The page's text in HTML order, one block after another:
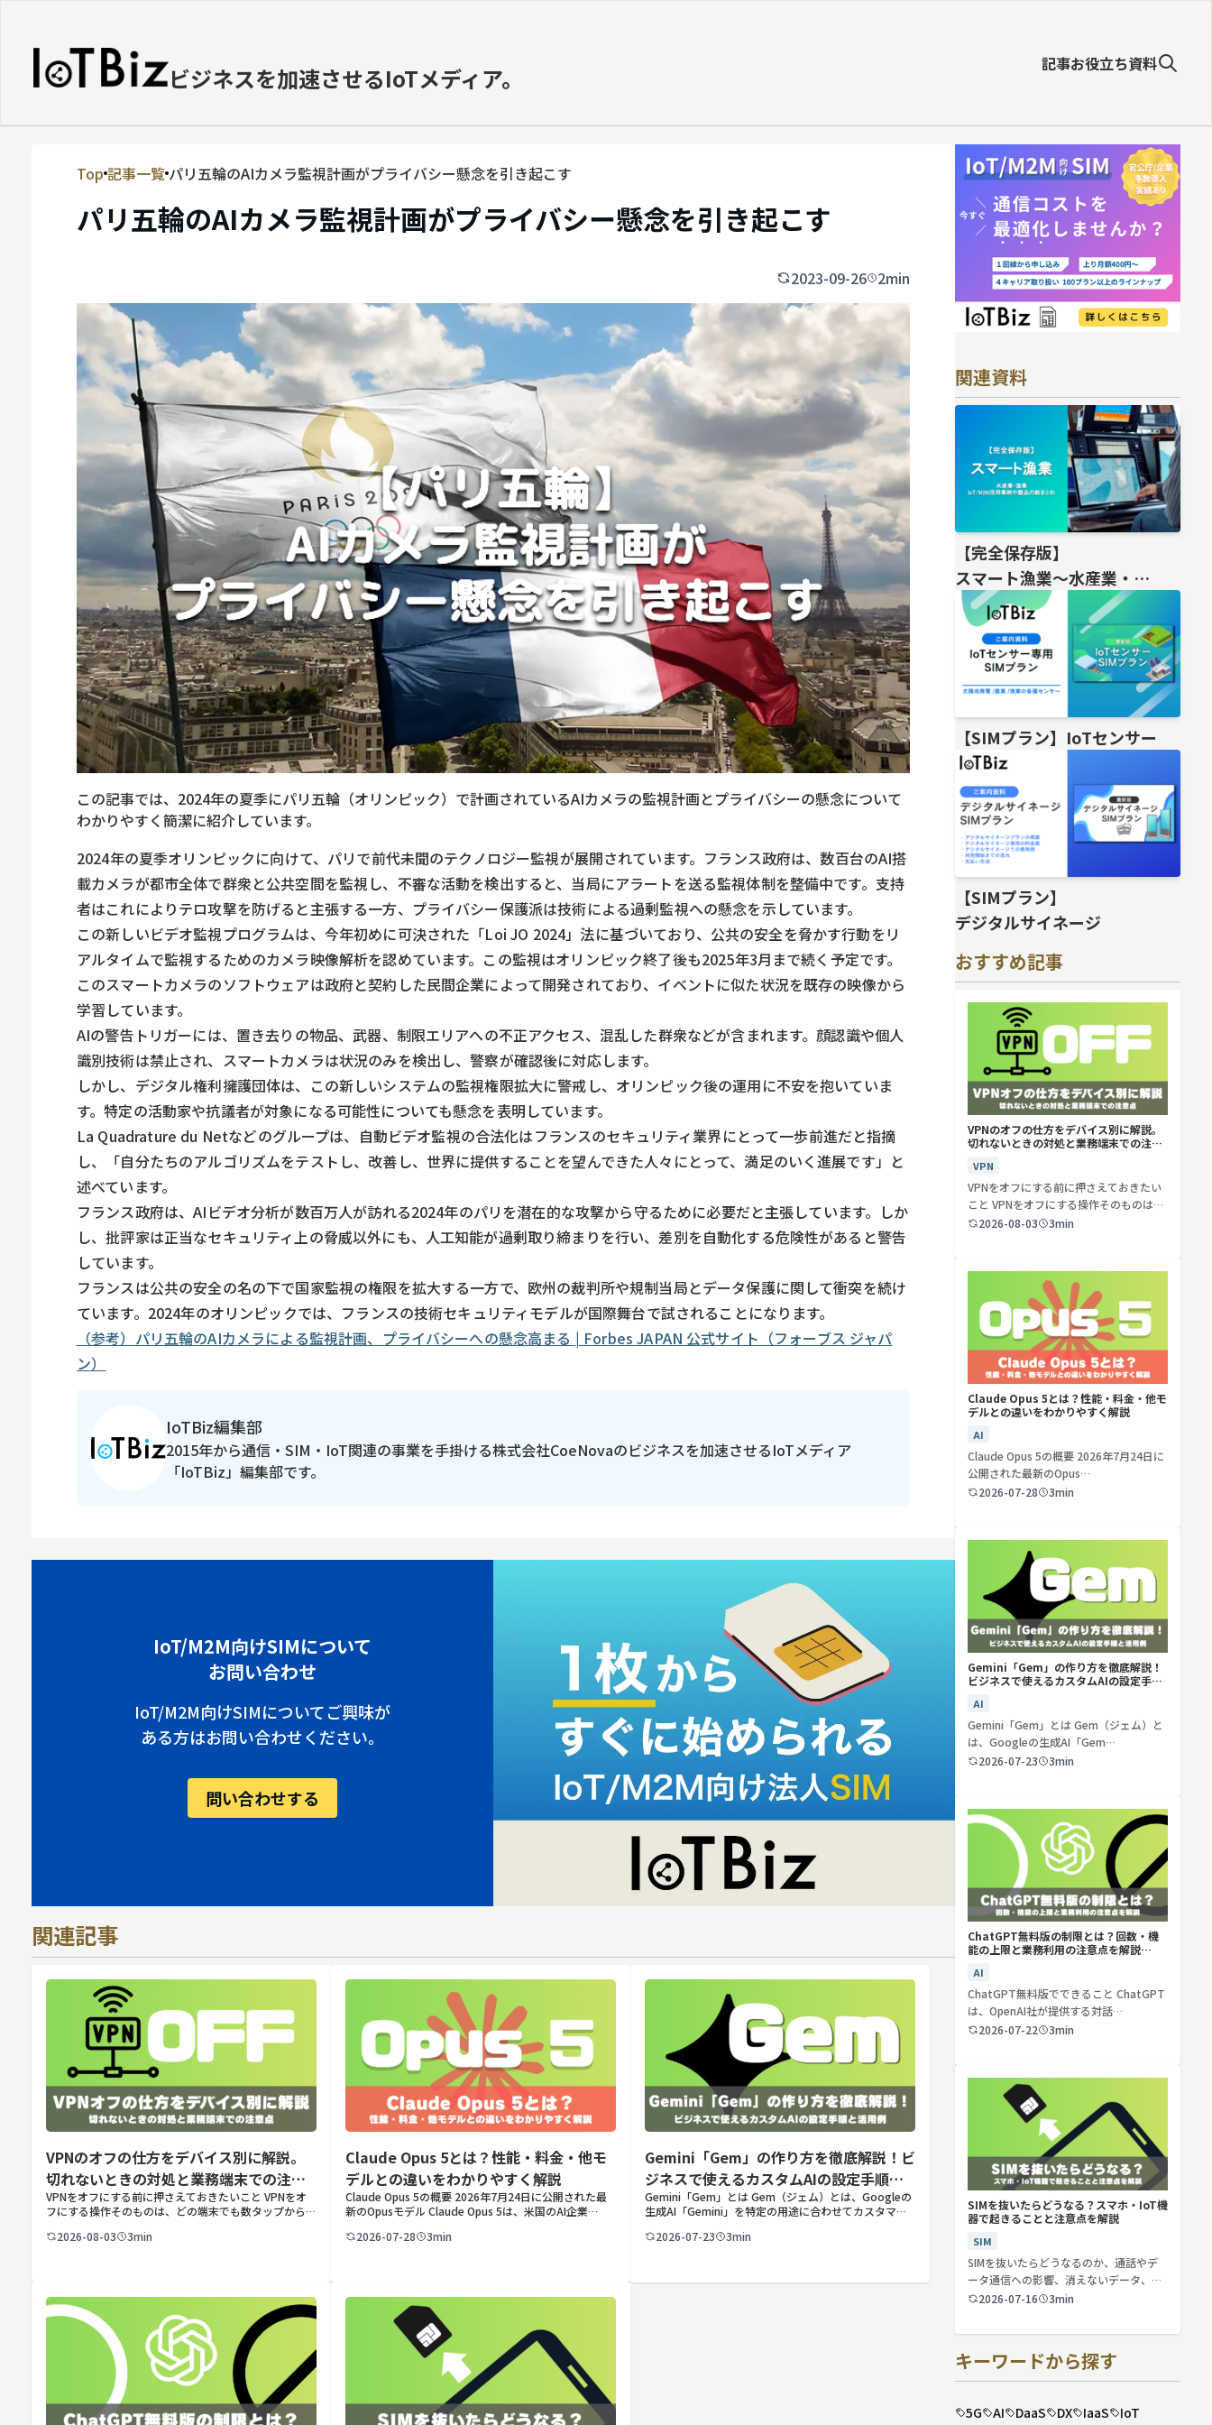
ビジネスを加速させるIoTメディア。 記事お役立ち資料
MVNE
エッジ
IaaS
PaaS
ビッグデータ
MNO
MVNO
スマート漁業
PR
5G
クラウド
M2M
VPN
スマート〇〇
スマート農業
ドローン
ロボット
スマート物流
IoT
DX
ニュース
デジタルサイネージ
カメラ
Wi-Fi
SaaS
AI
おすすめ
スマホ
Top 記事一覧 パリ五輪のAIカメラ監視計画がプライバシー懸念を引き起こす
パリ五輪のAIカメラ監視計画がプライバシー懸念を引き起こす
2023-09-26 2min
この記事では、2024年の夏季にパリ五輪（オリンピック）で計画されているAIカメラの監視計画とプライバシーの懸念について
わかりやすく簡潔に紹介しています。
2024年の夏季オリンピックに向けて、パリで前代未聞のテクノロジー監視が展開されています。フランス政府は、数百台のAI搭
載カメラが都市全体で群衆と公共空間を監視し、不審な活動を検出すると、当局にアラートを送る監視体制を整備中です。支持
者はこれによりテロ攻撃を防げると主張する一方、プライバシー保護派は技術による過剰監視への懸念を示しています。
この新しいビデオ監視プログラムは、今年初めに可決された「Loi JO 2024」法に基づいており、公共の安全を脅かす行動をリ
アルタイムで監視するためのカメラ映像解析を認めています。この監視はオリンピック終了後も2025年3月まで続く予定です。
このスマートカメラのソフトウェアは政府と契約した民間企業によって開発されており、イベントに似た状況を既存の映像から
学習しています。
AIの警告トリガーには、置き去りの物品、武器、制限エリアへの不正アクセス、混乱した群衆などが含まれます。顔認識や個人
識別技術は禁止され、スマートカメラは状況のみを検出し、警察が確認後に対応します。
しかし、デジタル権利擁護団体は、この新しいシステムの監視権限拡大に警戒し、オリンピック後の運用に不安を抱いていま
す。特定の活動家や抗議者が対象になる可能性についても懸念を表明しています。
La Quadrature du Netなどのグループは、自動ビデオ監視の合法化はフランスのセキュリティ業界にとって一歩前進だと指摘
し、「自分たちのアルゴリズムをテストし、改善し、世界に提供することを望んできた人々にとって、満足のいく進展です」と
述べています。
フランス政府は、AIビデオ分析が数百万人が訪れる2024年のパリを潜在的な攻撃から守るために必要だと主張しています。しか
し、批評家は正当なセキュリティ上の脅威以外にも、人工知能が過剰取り締まりを行い、差別を自動化する危険性があると警告
しています。
フランスは公共の安全の名の下で国家監視の権限を拡大する一方で、欧州の裁判所や規制当局とデータ保護に関して衝突を続け
ています。2024年のオリンピックでは、フランスの技術セキュリティモデルが国際舞台で試されることになります。
（参考）パリ五輪のAIカメラによる監視計画、プライバシーへの懸念高まる | Forbes JAPAN 公式サイト（フォーブス ジャパ
ン）
IoTBiz編集部
2015年から通信・SIM・IoT関連の事業を手掛ける株式会社CoeNovaのビジネスを加速させるIoTメディア
「IoTBiz」編集部です。
IoT/M2M向けSIMについて
お問い合わせ
IoT/M2M向けSIMについてご興味が
ある方はお問い合わせください。
問い合わせする
関連記事
VPNのオフの仕方をデバイス別に解説。
切れないときの対処と業務端末での注意
点
VPNをオフにする前に押さえておきたいこと VPNをオ
フにする操作そのものは、どの端末でも数タップから数
手順よりも「そもそも切ってよいのか」という判断のほ
2026-08-03 3min
Claude Opus 5とは？性能・料金・他モ
デルとの違いをわかりやすく解説
Claude Opus 5の概要 2026年7月24日に公開された最
新のOpusモデル Claude Opus 5は、米国のAI企業
した最新のOpusクラス […]
2026-07-28 3min
Gemini「Gem」の作り方を徹底解説！ビ
ジネスで使えるカスタムAIの設定手順と
活用例
Gemini「Gem」とは Gem（ジェム）とは、Googleの
生成AI「Gemini」を特定の用途に合わせてカスタマイ
「カスタム指示」として登録しておくことで、毎回長い
2026-07-23 3min
関連資料
【完全保存版】
スマート漁業〜水産業・
漁業IoT/M2M活用事例や製品の総
【SIMプラン】IoTセンサー
【SIMプラン】
デジタルサイネージ
おすすめ記事
VPNのオフの仕方をデバイス別に解説。
切れないときの対処と業務端末での注意
VPN
VPNをオフにする前に押さえておきたい
こと VPNをオフにする操作そのものは、
ど…2026-08-03 3min
Claude Opus 5とは？性能・料金・他モ
デルとの違いをわかりやすく解説
AI
Claude Opus 5の概要 2026年7月24日に
公開された最新のOpus…
2026-07-28
3min
Gemini「Gem」の作り方を徹底解説！
ビジネスで使えるカスタムAIの設定手順
AI
Gemini「Gem」とは Gem（ジェム）と
は、Googleの生成AI「Gem…
2026-07-23
3min
ChatGPT無料版の制限とは？回数・機
能の上限と業務利用の注意点を解説
AI
ChatGPT無料版でできること ChatGPT
は、OpenAI社が提供する対話…
2026-07-22
3min
SIMを抜いたらどうなる？スマホ・IoT機
器で起きることと注意点を解説
SIM
SIMを抜いたらどうなるのか、通話やデ
ータ通信への影響、消えないデータ、解
約や端…
2026-07-16 3min
キーワードから探す
5G AI DaaS DX IaaS
IoT